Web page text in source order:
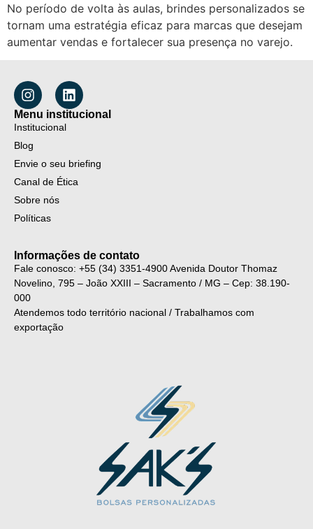
No período de volta às aulas, brindes personalizados se
tornam uma estratégia eficaz para marcas que desejam
aumentar vendas e fortalecer sua presença no varejo.
Menu institucional
Institucional
Blog
Envie o seu briefing
Canal de Ética
Sobre nós
Políticas
Informações de contato
Fale conosco: +55 (34) 3351-4900Avenida Doutor Thomaz
Novelino, 795 – João XXIII – Sacramento / MG – Cep: 38.190-
000
Atendemos todo território nacional / Trabalhamos com
exportação